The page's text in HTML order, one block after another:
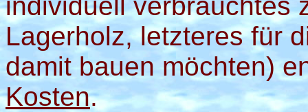
Lagerholz, letzteres für
damit bauen möchten)
Kosten.